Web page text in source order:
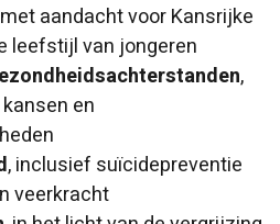
aandacht voor Kansrijke
leefstijl van jongeren
,
en
, inclusief suïcidepreventie
veerkracht